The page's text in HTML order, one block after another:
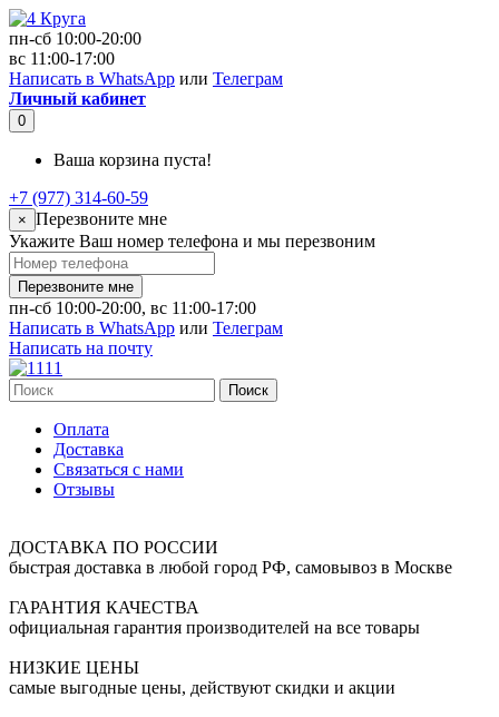
пн-сб 10:00-20:00
вс 11:00-17:00
Написать в WhatsApp или Телеграм
Личный кабинет
0
Ваша корзина пуста!
+7 (977) 314-60-59
× Перезвоните мне
Укажите Ваш номер телефона и мы перезвоним
Перезвоните мне
пн-сб 10:00-20:00, вс 11:00-17:00
Написать в WhatsApp или Телеграм
Написать на почту
Поиск
Оплата
Доставка
Связаться с нами
Отзывы
ДОСТАВКА ПО РОССИИ
быстрая доставка в любой город РФ, самовывоз в Москве
ГАРАНТИЯ КАЧЕСТВА
официальная гарантия производителей на все товары
НИЗКИЕ ЦЕНЫ
самые выгодные цены, действуют скидки и акции